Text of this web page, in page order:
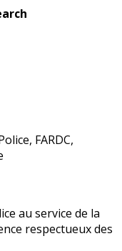
FARDC,
au service de la
respectueux des